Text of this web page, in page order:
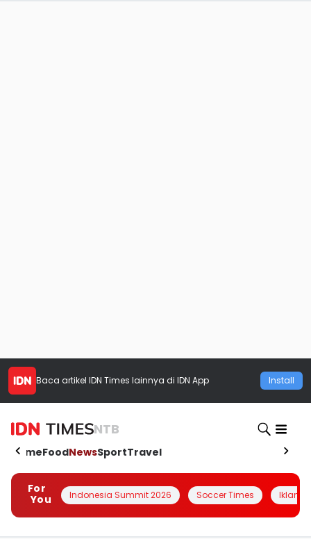
Baca artikel IDN Times lainnya di IDN App Install
NTB
HomeFoodNewsSportTravel
For
You
Indonesia Summit 2026 Soccer Times Iklanin